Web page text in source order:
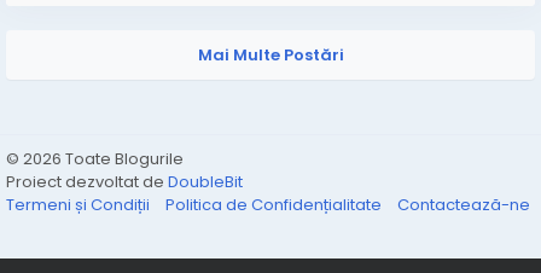
Mai Multe Postări
© 2026 Toate Blogurile
Proiect dezvoltat de DoubleBit
Termeni și Condiții
Politica de Confidențialitate Contactează-ne